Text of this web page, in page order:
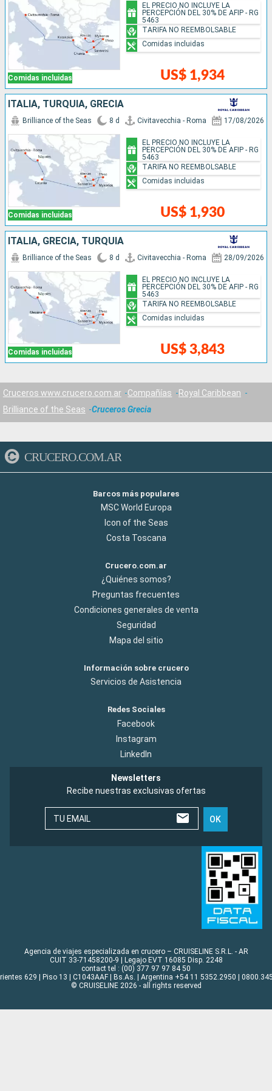
Comidas incluidas US$ 1,934
EL PRECIO NO INCLUYE LA
PERCEPCIÓN DEL 30% DE AFIP - RG
5463
TARIFA NO REEMBOLSABLE
Comidas incluidas
ITALIA, TURQUÍA, GRECIA
Comidas incluidas
Brilliance of the Seas 8 d Civitavecchia - Roma 17/08/2026
US$ 1,930
EL PRECIO NO INCLUYE LA
PERCEPCIÓN DEL 30% DE AFIP - RG
5463
TARIFA NO REEMBOLSABLE
Comidas incluidas
ITALIA, GRECIA, TURQUÍA
Comidas incluidas
Brilliance of the Seas 8 d Civitavecchia - Roma 28/09/2026
US$ 3,843
EL PRECIO NO INCLUYE LA
PERCEPCIÓN DEL 30% DE AFIP - RG
5463
TARIFA NO REEMBOLSABLE
Comidas incluidas
Cruceros www.crucero.com.ar Compañías
Royal Caribbean
Brilliance of the Seas
Cruceros Grecia
CRUCERO.COM.AR
Barcos más populares
MSC World Europa
Icon of the Seas
Costa Toscana
Crucero.com.ar
¿Quiénes somos?
Preguntas frecuentes
Condiciones generales de venta
Seguridad
Mapa del sitio
Información sobre crucero
Servicios de Asistencia
Redes Sociales
Facebook
Instagram
LinkedIn
Newsletters
Recibe nuestras exclusivas ofertas
TU EMAIL OK
Agencia de viajes especializada en crucero – CRUISELINE S.R.L. - AR
CUIT 33-71458200-9 | Legajo EVT 16085 Disp. 2248
contact tel : (00) 377 97 97 84 50
629 | Piso 13 | C1043AAF | Bs.As. | Argentina +54 11 5352.2950 |
© CRUISELINE 2026 - all rights reserved